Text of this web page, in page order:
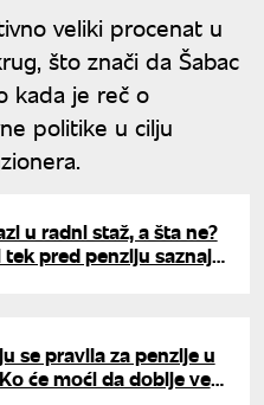
veliki procenat u
što znači da Šabac
kada je reč o
politike u cilju
u radni staž, a šta ne?
pred penziju saznaju
se pravila za penzije u
će moći da dobije veća